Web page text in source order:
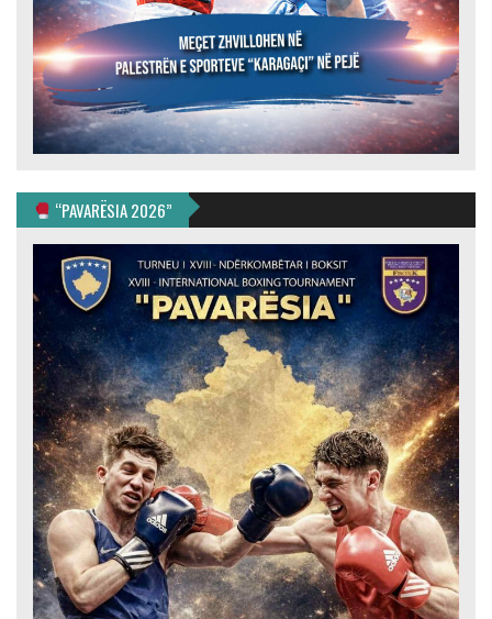
“PAVARËSIA 2026”